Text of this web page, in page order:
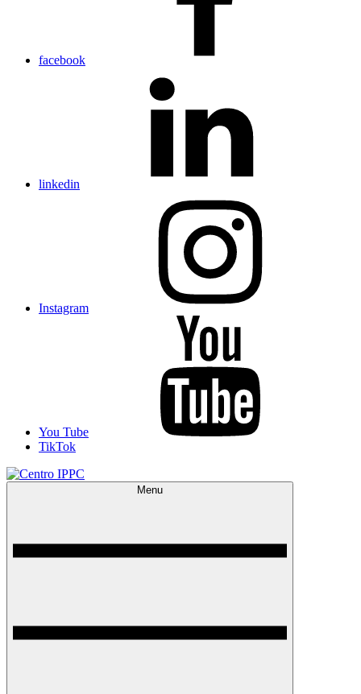
facebook
linkedin
Instagram
You Tube
TikTok
Menu